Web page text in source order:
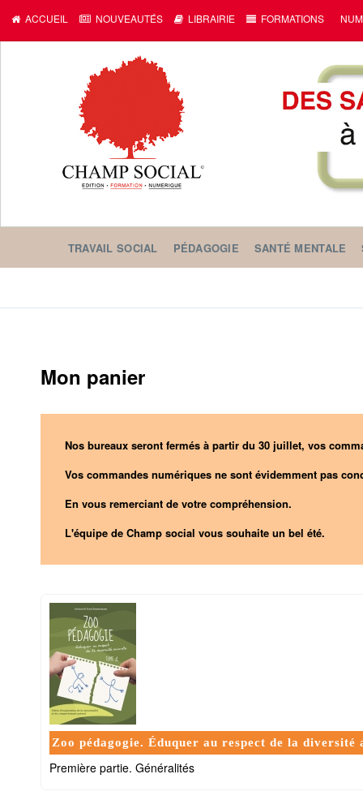
ACCUEIL NOUVEAUTÉS LIBRAIRIE FORMATIONS
TRAVAIL SOCIAL PÉDAGOGIE SANTÉ MENTALE
Mon panier
Nos bureaux seront fermés à partir du 30 juillet, vos
Vos commandes numériques ne sont évidemment pas
En vous remerciant de votre compréhension.
L'équipe de Champ social vous souhaite un bel été.
Zoo pédagogie. Éduquer au respect de la diversité
Première partie. Généralités